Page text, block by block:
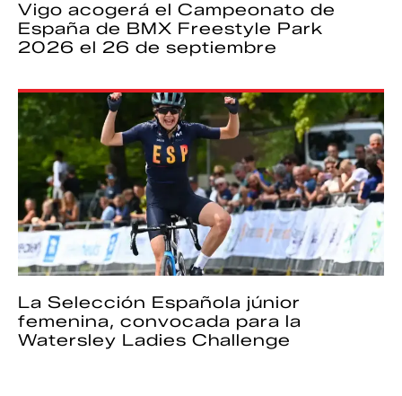
Vigo acogerá el Campeonato de
España de BMX Freestyle Park
2026 el 26 de septiembre
La Selección Española júnior
femenina, convocada para la
Watersley Ladies Challenge